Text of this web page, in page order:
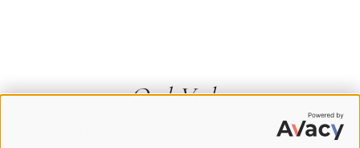
OndaVerba
Scrivo di politica italiana, storia,